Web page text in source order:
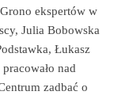
ekspertów w
Julia Bobowska
Łukasz
nad
zadbać o